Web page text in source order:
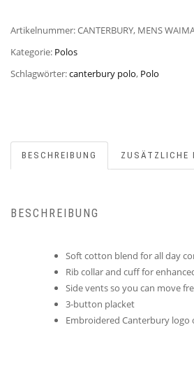
Artikelnummer:CANTERBURY, MENS
Kategorie: Polos
Schlagwörter:canterbury polo, Polo
BESCHREIBUNG ZUSÄTZLICHE
BESCHREIBUNG
Soft cotton blend for all day
Rib collar and cuff for
Side vents so you can move
3-button placket
Embroidered Canterbury logo